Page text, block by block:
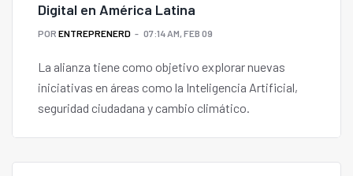
Digital en América Latina
POR ENTREPRENERD 07:14 AM, FEB 09
La alianza tiene como objetivo explorar nuevas
iniciativas en áreas como la Inteligencia Artificial,
seguridad ciudadana y cambio climático.